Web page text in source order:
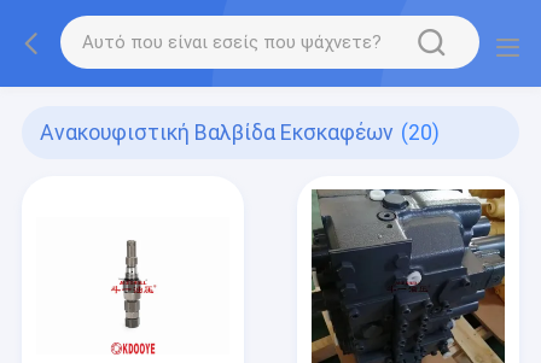
Ανακουφιστική Βαλβίδα Εκσκαφέων (20)